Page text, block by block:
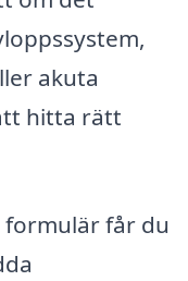
akuta
hitta rätt
får du